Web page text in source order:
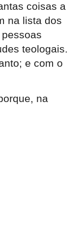
coisas a
na lista dos
teologais.
e com o
na